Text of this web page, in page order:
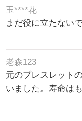
玉****花
まだ役に立たない
老森123
元のブレスレット
いました。寿命は